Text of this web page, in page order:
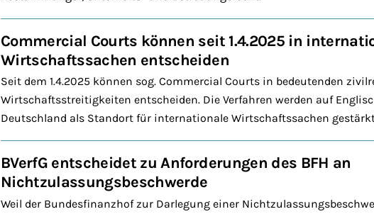
Commercial Courts können seit 1.4.2025 in
Wirtschaftssachen entscheiden
Seit dem 1.4.2025 können sog. Commercial Courts in bedeutenden
Wirtschaftsstreitigkeiten entscheiden. Die Verfahren werden auf
Deutschland als Standort für internationale Wirtschaftssachen
BVerfG entscheidet zu Anforderungen des BFH an
Nichtzulassungsbeschwerde
Weil der Bundesfinanzhof zur Darlegung einer